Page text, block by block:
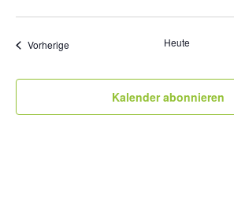
VorherigeVeranstaltungen Heute
Kalender abonnieren